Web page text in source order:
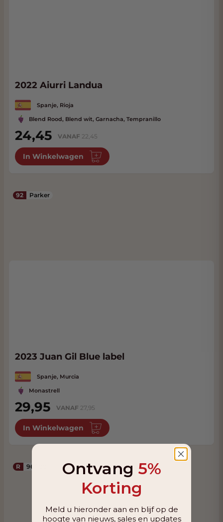
2022 Aiurri Landua
Spanje, Rioja
Blend Rood, Blend wit, Garnacha, Tempranillo
24,45 VANAF 22,45
In Winkelwagen
92 Parker
2023 Juan Gil Blue label
Spanje, Murcia
Monastrell
29,95 VANAF 27,95
In Winkelwagen
R 96/100 Ontvang 5%
Korting
Meld u hieronder aan en blijf op de
hoogte van nieuws, sales en updates